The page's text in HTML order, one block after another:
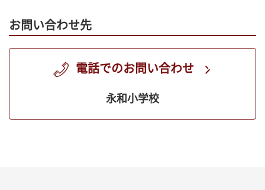
お問い合わせ先
電話でのお問い合わせ
永和小学校